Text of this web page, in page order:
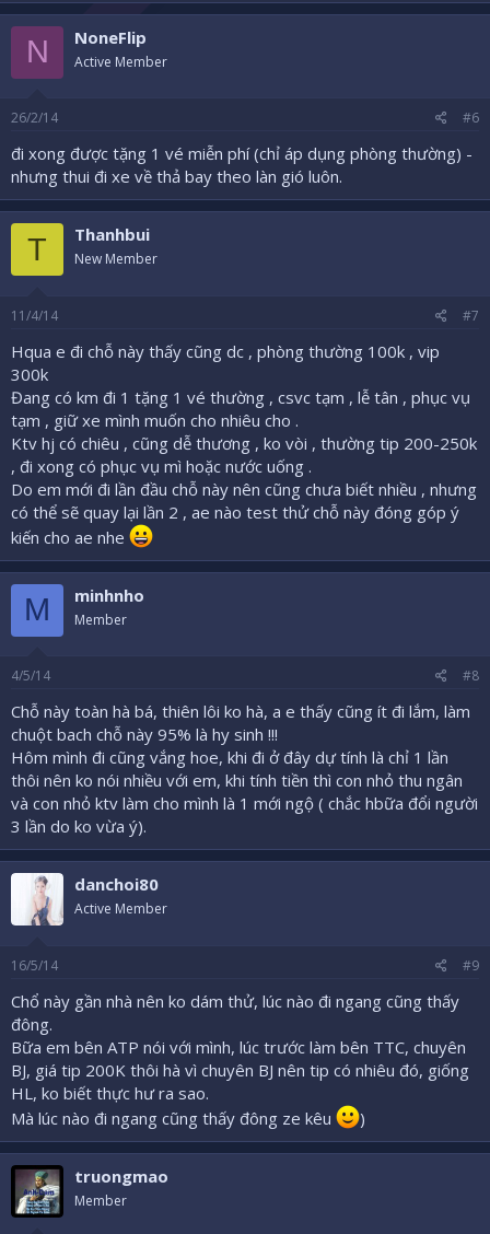
N NoneFlip
Active Member
26/2/14 #6
đi xong được tặng 1 vé miễn phí (chỉ áp dụng phòng thường) -
nhưng thui đi xe về thả bay theo làn gió luôn.
T Thanhbui
New Member
11/4/14 #7
Hqua e đi chỗ này thấy cũng dc , phòng thường 100k , vip
300k
Đang có km đi 1 tặng 1 vé thường , csvc tạm , lễ tân , phục vụ
tạm , giữ xe mình muốn cho nhiêu cho .
Ktv hj có chiêu , cũng dễ thương , ko vòi , thường tip 200-250k
, đi xong có phục vụ mì hoặc nước uống .
Do em mới đi lần đầu chỗ này nên cũng chưa biết nhiều , nhưng
có thể sẽ quay lại lần 2 , ae nào test thử chỗ này đóng góp ý
kiến cho ae nhe
M minhnho
Member
4/5/14 #8
Chỗ này toàn hà bá, thiên lôi ko hà, a e thấy cũng ít đi lắm, làm
chuột bach chỗ này 95% là hy sinh !!!
Hôm mình đi cũng vắng hoe, khi đi ở đây dự tính là chỉ 1 lần
thôi nên ko nói nhiều với em, khi tính tiền thì con nhỏ thu ngân
và con nhỏ ktv làm cho mình là 1 mới ngộ ( chắc hbữa đổi người
3 lần do ko vừa ý).
danchoi80
Active Member
16/5/14 #9
Chổ này gần nhà nên ko dám thử, lúc nào đi ngang cũng thấy
đông.
Bữa em bên ATP nói với mình, lúc trước làm bên TTC, chuyên
BJ, giá tip 200K thôi hà vì chuyên BJ nên tip có nhiêu đó, giống
HL, ko biết thực hư ra sao.
Mà lúc nào đi ngang cũng thấy đông ze kêu
)
truongmao
Member